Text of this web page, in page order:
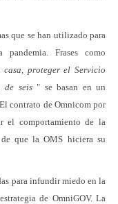
que se han utilizado para
pandemia. Frases como
casa, proteger el Servicio
de seis" se basan en un
contrato de Omnicom por
el comportamiento de la
de que la OMS hiciera su
para infundir miedo en la
de OmniGOV. La